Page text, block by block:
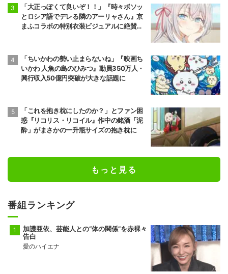
「大正っぽくて良いぞ！！」『時々ボソッ
とロシア語でデレる隣のアーリャさん』京
まふコラボの特別衣装ビジュアルに絶賛の
「ちいかわの勢い止まらないね」『映画ち
いかわ 人魚の島のひみつ』動員350万人・
興行収入50億円突破が大きな話題に
「これを抱き枕にしたのか？」とファン困
惑『リコリス・リコイル』作中の銘酒「泥
酔」がまさかの一升瓶サイズの抱き枕に
もっと見る
番組ランキング
加護亜依、芸能人との“体の関係”を赤裸々
告白
愛のハイエナ